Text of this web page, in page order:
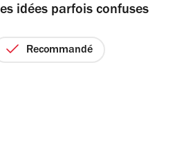
idées parfois confuses
Recommandé